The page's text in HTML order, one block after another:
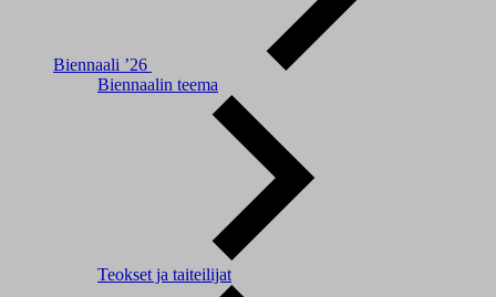
Biennaali ’26
Biennaalin teema
Teokset ja taiteilijat